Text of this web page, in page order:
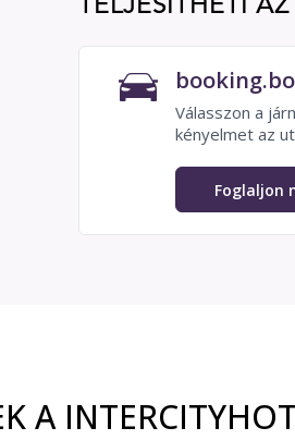
Válasszon a
kényelmet az
Foglaljon
A